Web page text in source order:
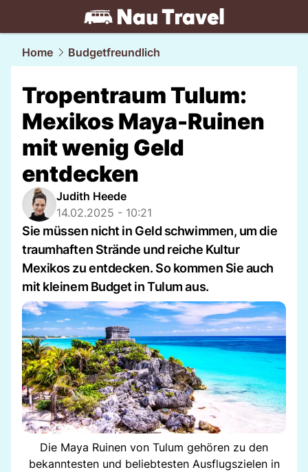
travel.NAU.ch
Home Budgetfreundlich
Tropentraum Tulum:
Mexikos Maya-Ruinen
mit wenig Geld
entdecken
Judith Heede
14.02.2025 - 10:21
Sie müssen nicht in Geld schwimmen, um die
traumhaften Strände und reiche Kultur
Mexikos zu entdecken. So kommen Sie auch
mit kleinem Budget in Tulum aus.
Die Maya Ruinen von Tulum gehören zu den
bekanntesten und beliebtesten Ausflugszielen in